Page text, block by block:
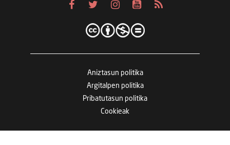
Aniztasun politika
Argitalpen politika
Pribatutasun politika
Cookieak